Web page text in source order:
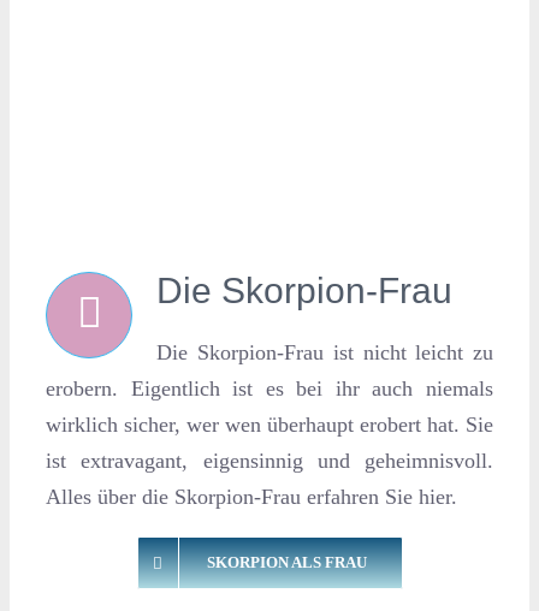
Die Skorpion-Frau
Die Skorpion-Frau ist nicht leicht zu
erobern. Eigentlich ist es bei ihr auch niemals
wirklich sicher, wer wen überhaupt erobert hat. Sie
ist extravagant, eigensinnig und geheimnisvoll.
Alles über die Skorpion-Frau erfahren Sie hier.
SKORPION ALS FRAU